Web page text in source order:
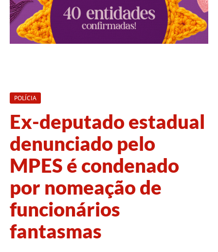
POLÍCIA
Ex-deputado estadual
denunciado pelo
MPES é condenado
por nomeação de
funcionários
fantasmas